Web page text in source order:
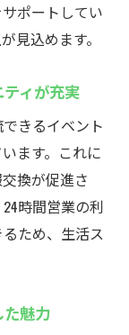
ポートしてい
見込めます。
ィが充実
きるイベント
ます。これに
換が促進さ
時間営業の利
ため、生活ス
魅力